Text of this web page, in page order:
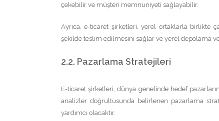
çekebilir ve müşteri memnuniyeti sağlayabilir.
Ayrıca, e-ticaret şirketleri, yerel ortaklarla birlikte
şekilde teslim edilmesini sağlar ve yerel depolama
2.2. Pazarlama Stratejileri
E-ticaret şirketleri, dünya genelinde hedef
analizler doğrultusunda belirlenen pazarlama
yardımcı olacaktır.